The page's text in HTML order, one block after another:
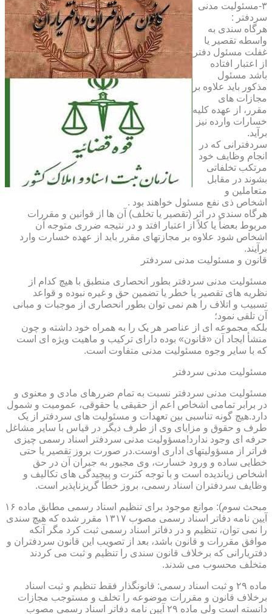
۳-مسئولیت مدنی
سردفتر :
هرگاه سندی به
واسطه تقصیر یا
غفلت مسئول دفتر
از اعتبار افتاده
باشد مسئول
مذکور باید علاوه بر
مجازات های
مقرر، از عهده کلیه
خسارات وارده نیز
برآید.
سردفترانی که در
انجام وظایف خود
مرتکب تخلفاتی
بشوند در مقابل
متعاملین و
اشخاص ذی نفع مسئول خواهند بود .
هرگاه سندی در اثر (تقصیر یا تخلف) آن ها از قوانین و مقررات
مربوط بعضاً یا کلاً از اعتبار افتد و در نتیجه ضرری متوجه آن
اشخاص شود علاوه بر مجازتهای مقرر باید از عهده خسارت وارد
برآیند.
قانون و مسئولیت مدنی سردفتر
مسئولیت مدنی سردفتر بطور انحصاری منطبق با هیچ کدام از
نظریه های تقصیر یا خطر یا تضمین حق و غیره نبوده و قواعد
تسبیب و اتلاف را هم نمی توان بطور انحصاری از موجبات و مبانی
آن تلقی نمود؛
بلکه مجموعه ای از عناصر هر یک را به همراه خود داشته و چون
منشأ ایجاد آن «قانون» بوده دارای ترکیب و ماهیت ویژه ای است
که با سایر وجوه مسئولیت مدنی متفاوت است.
مسئولیت مدنی سردفتر
مسئولیت مدنی سردفتر نسبت به تمام ضررهای مادی و معنوی و
در برابر تمامی اشخاص اعم از حقیقی یا حقوقی، عمومیت و شمول
دارد.هیچ گونه تناسبی بین تعهدات و مسئولیت های سردفتر از یک
طرف و حقوق و مزایای وی از طرف دیگر در قیاس با سایر مشاغل
حرفه ای وجود ندارد!مسؤولیت مدنی سردفتر اسناد رسمی چیزی
فراتر از مسؤولیتهای اداری اوست.در صورت بروز تقصیر یا حتی
خطایی ساده و ورود خسارت، وی مجبور به جبران آن در حق
اشخاص زیاندیده است و با توجه کثرت و پیچیدگی های تکالیف و
وظایف سردفتران اسناد رسمی، بروز خطا گریزناپذیر است.
مبحث سوم): موانع موجود برای تنظیم اسناد رسمی مطابق ماده ۱۶
آیین نامه دفاتر اسناد رسمی مصوب ۱۳۱۷ مقرر شده که هیچ سندی
را نمی توان، تنظیم و در دفاتر اسناد رسمی ثبت کرد مگر آنکه
موافق مقررات و قانون باشد، بعد از تصویب این قانون سردفتران و
دفتریارانی که برخلاف قانون سندی را تنظیم و ثبت می کردند
متخلف محسوب می شدند.
ماده ۲۹ و ثبت اسناد رسمی: قانونگذار فقط تنظیم و ثبت اسناد
برخلاف قانون و مقررات موضوعه را تخلف و مستوجب مجازات
دانسته است ولی ماده ۲۹ آیین نامه دفاتر اسناد رسمی مصوب